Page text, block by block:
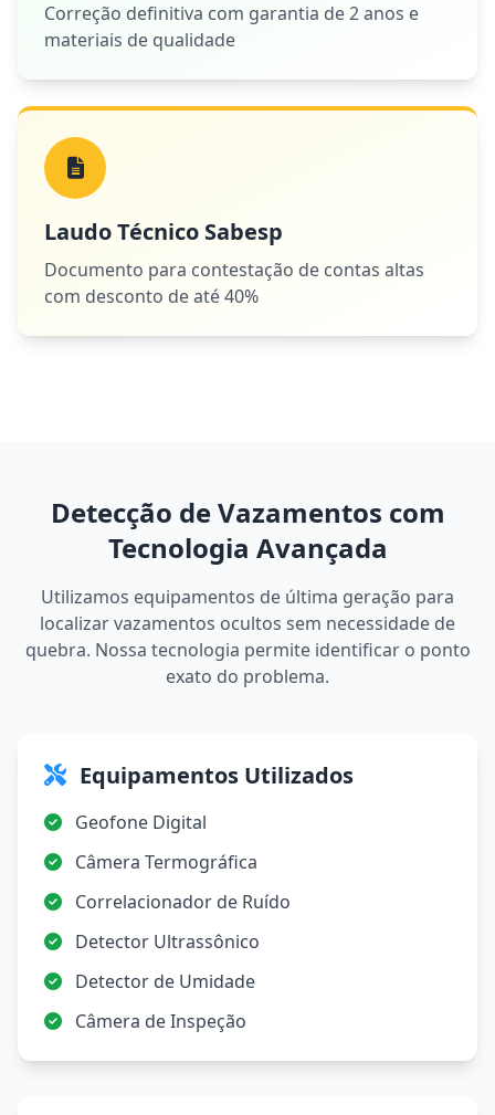
Correção definitiva com garantia de 2 anos e
materiais de qualidade
Laudo Técnico Sabesp
Documento para contestação de contas altas
com desconto de até 40%
Detecção de Vazamentos com
Tecnologia Avançada
Utilizamos equipamentos de última geração para
localizar vazamentos ocultos sem necessidade de
quebra. Nossa tecnologia permite identificar o ponto
exato do problema.
Equipamentos Utilizados
Geofone Digital
Câmera Termográfica
Correlacionador de Ruído
Detector Ultrassônico
Detector de Umidade
Câmera de Inspeção